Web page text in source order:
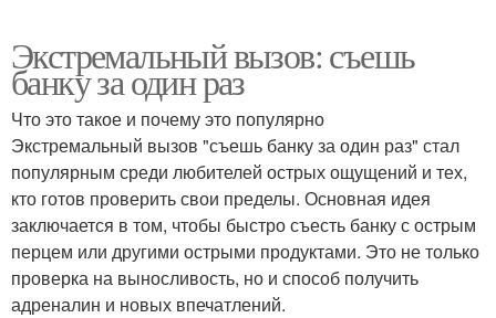
Экстремальный вызов: съешь
банку за один раз
Что это такое и почему это популярно
Экстремальный вызов "съешь банку за один раз" стал
популярным среди любителей острых ощущений и тех,
кто готов проверить свои пределы. Основная идея
заключается в том, чтобы быстро съесть банку с острым
перцем или другими острыми продуктами. Это не только
проверка на выносливость, но и способ получить
адреналин и новых впечатлений.